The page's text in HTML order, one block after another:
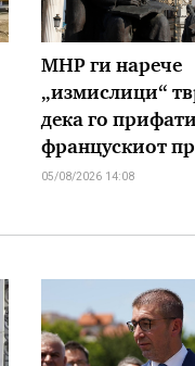
МНР ги нарече
„измислици“
дека го
францускиот
05/08/2026 14:08